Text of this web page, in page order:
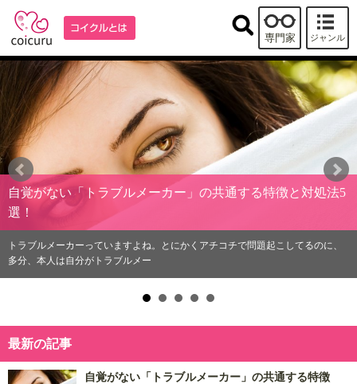
ジャンル
専門家
自覚がない「トラブルメーカー」の共通する特徴と対処法5
選！
トラブルメーカーっていますよね。とにかくアチコチで問題起こしてるのに、
多分、本人は自分がトラブルメー
最新の記事
自覚がない「トラブルメーカー」の共通する特徴